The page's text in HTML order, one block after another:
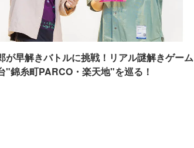
が早解きバトルに挑戦！リアル謎解きゲーム
"錦糸町PARCO・楽天地"を巡る！